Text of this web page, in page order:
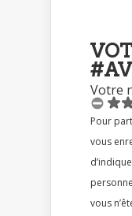
Votre
Pour participer à ce
vous
personnel qui
vous